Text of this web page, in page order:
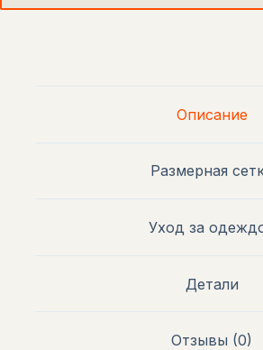
Описание
Размерная
Уход за
Детали
Отзывы (0)